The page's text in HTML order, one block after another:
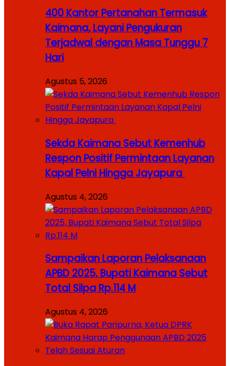
400 Kantor Pertanahan Termasuk
Kaimana, Layani Pengukuran
Terjadwal dengan Masa Tunggu 7
Hari
Agustus 5, 2026
Sekda Kaimana Sebut Kemenhub
Respon Positif Permintaan Layanan
Kapal Pelni Hingga Jayapura
Agustus 4, 2026
Sampaikan Laporan Pelaksanaan
APBD 2025, Bupati Kaimana Sebut
Total Silpa Rp.114 M
Agustus 4, 2026